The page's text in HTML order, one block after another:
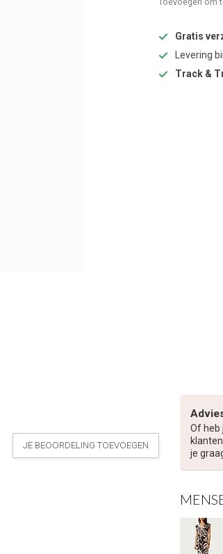
Gratis
Levering
Track &
JE BEOORDELING TOEVOEGEN
Of heb
je